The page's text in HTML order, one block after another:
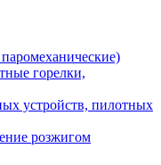
горелки,
устройств, пилотных
розжигом